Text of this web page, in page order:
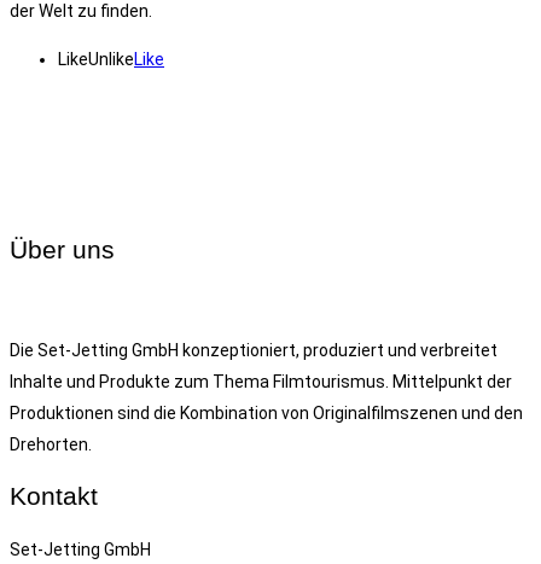
der Welt zu finden.
LikeUnlikeLike
Über uns
Die Set-Jetting GmbH konzeptioniert, produziert und verbreitet
Inhalte und Produkte zum Thema Filmtourismus. Mittelpunkt der
Produktionen sind die Kombination von Originalfilmszenen und den
Drehorten.
Kontakt
Set-Jetting GmbH